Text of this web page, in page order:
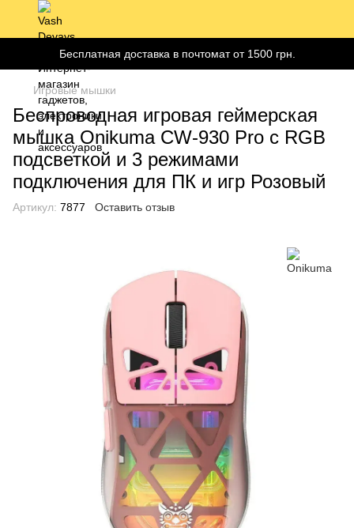
Бесплатная доставка в почтомат от 1500 грн.
Игровые мышки
Беспроводная игровая геймерская
мышка Onikuma CW-930 Pro с RGB
подсветкой и 3 режимами
подключения для ПК и игр Розовый
Артикул: 7877 Оставить отзыв